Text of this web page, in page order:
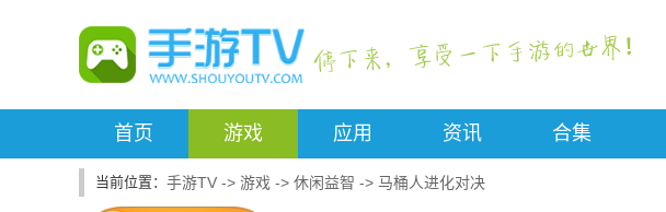
首页 游戏 应用 资讯 合集
手游TV -> 游戏 -> 休闲益智 -> 马桶人进化对决